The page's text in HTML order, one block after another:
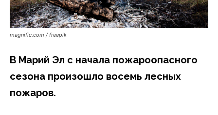
magnific.com / freepik
В Марий Эл с начала пожароопасного
сезона произошло восемь лесных
пожаров.